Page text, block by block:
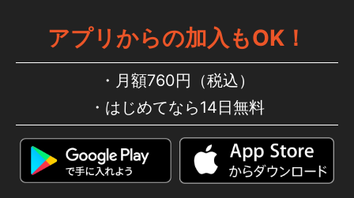
ルパン三世TVSP #03 ナポレ
オンの辞書を…
アプリからの加入もOK！
月額760円（税込）
はじめてなら14日無料